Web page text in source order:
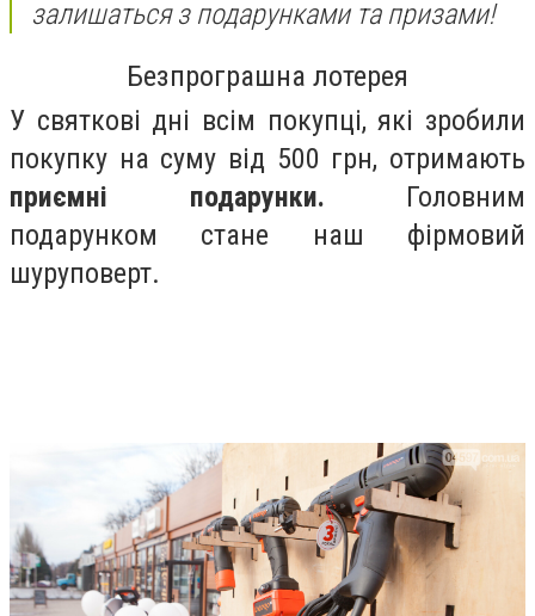
залишаться з подарунками та призами!
Безпрограшна лотерея
У святкові дні всім покупці, які зробили
покупку на суму від 500 грн, отримають
приємні подарунки. Головним
подарунком стане наш фірмовий
шуруповерт.